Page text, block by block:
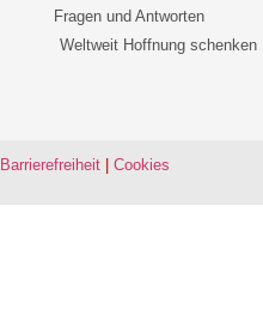
Fragen und Antworten
Weltweit Hoffnung schenken
Barrierefreiheit | Cookies